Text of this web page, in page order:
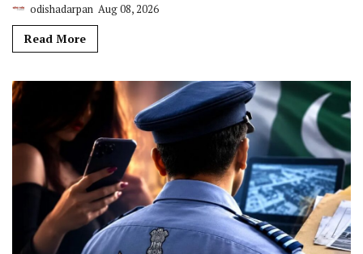
odishadarpan Aug 08, 2026
Read More